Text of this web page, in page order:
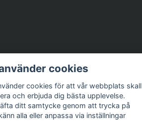
cookies
cookies för att vår webbplats skall
och erbjuda dig bästa upplevelse.
ditt samtycke genom att trycka på
alla eller anpassa via inställningar